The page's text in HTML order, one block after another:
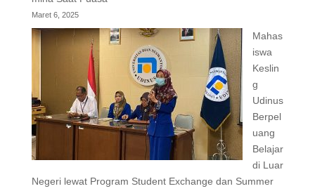
Maret 6, 2025
Mahas
iswa
Keslin
g
Udinus
Berpel
uang
Belajar
di Luar
Negeri lewat Program Student Exchange dan Summer